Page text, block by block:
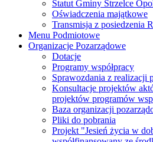
Statut Gminy Strzelce
Oświadczenia majątkowe
Transmisja z posiedzenia
Menu Podmiotowe
Organizacje Pozarządowe
Dotacje
Programy współpracy
Sprawozdania z realizacji
Konsultacje projektów
projektów programów
Baza organizacji
Pliki do pobrania
Projekt "Jesień życia w